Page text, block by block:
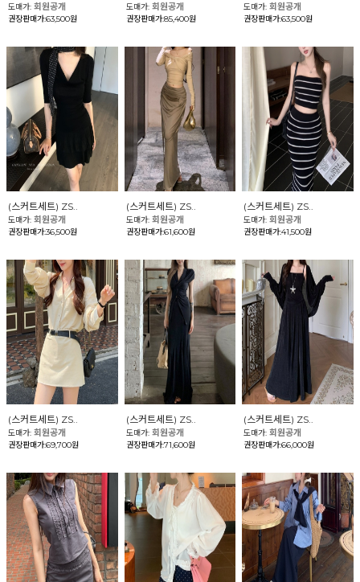
도매가: 회원공개
권장판매가:63,500원
도매가: 회원공개
권장판매가:85,400원
도매가:회원공개
권장판매가:63,500원
(스커트세트) ZS..
도매가: 회원공개
권장판매가:36,500원
(스커트세트) ZS..
도매가: 회원공개
권장판매가:61,600원
(스커트세트) ZS..
도매가:회원공개
권장판매가:41,500원
(스커트세트) ZS..
도매가: 회원공개
권장판매가:69,700원
(스커트세트) ZS..
도매가: 회원공개
권장판매가:71,600원
(스커트세트) ZS..
도매가:회원공개
권장판매가:66,000원